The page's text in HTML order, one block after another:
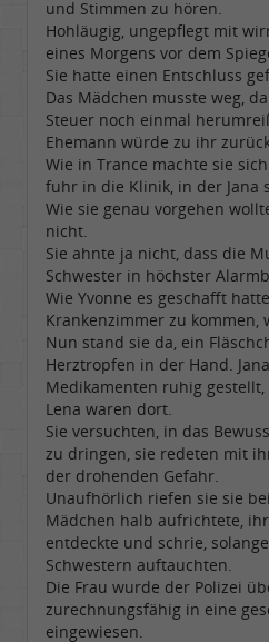
und Stimmen zu hören.
Hohläugig, ungepflegt mit
eines Morgens vor dem
Sie hatte einen Entschluss
Das Mädchen musste weg,
Steuer noch einmal
Ehemann würde zu ihr
Wie in Trance machte sie
fuhr in die Klinik, in der Jana
Wie sie genau vorgehen
nicht.
Sie ahnte ja nicht, dass die
Schwester in höchster
Wie Yvonne es geschafft
Krankenzimmer zu kommen,
Nun stand sie da, ein
Herztropfen in der Hand.
Medikamenten ruhig
Lena waren dort.
Sie versuchten, in das
zu dringen, sie redeten mit
der drohenden Gefahr.
Unaufhörlich riefen sie sie
Mädchen halb aufrichtete,
entdeckte und schrie,
Schwestern auftauchten.
Die Frau wurde der Polizei
zurechnungsfähig in eine
eingewiesen.